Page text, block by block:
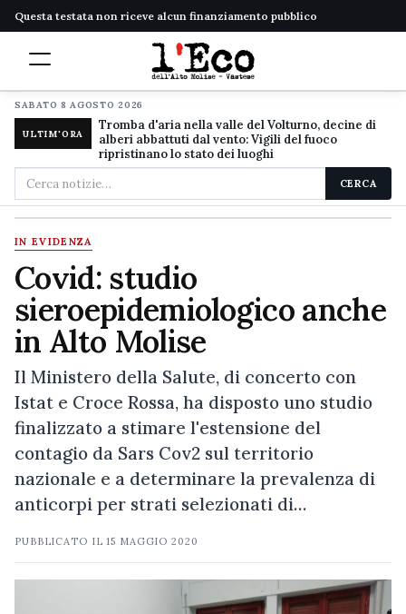
Questa testata non riceve alcun finanziamento pubblico
SABATO 8 AGOSTO 2026
ULTIM'ORA
Tromba d'aria nella valle del Volturno, decine di
alberi abbattuti dal vento: Vigili del fuoco
ripristinano lo stato dei luoghi
Cerca
nel
sito
CERCA
IN EVIDENZA
Covid: studio
sieroepidemiologico anche
in Alto Molise
Il Ministero della Salute, di concerto con
Istat e Croce Rossa, ha disposto uno studio
finalizzato a stimare l'estensione del
contagio da Sars Cov2 sul territorio
nazionale e a determinare la prevalenza di
anticorpi per strati selezionati di…
PUBBLICATO IL15 MAGGIO 2020